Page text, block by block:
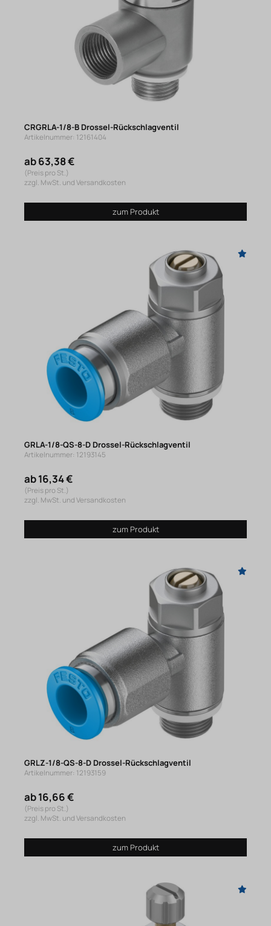
CRGRLA-1/8-B Drossel-Rückschlagventil
Artikelnummer: 12161404
ab 63,38 €
(Preis pro St.)
zzgl. MwSt. und Versandkosten
zum Produkt
GRLA-1/8-QS-8-D Drossel-Rückschlagventil
Artikelnummer: 12193145
ab 16,34 €
(Preis pro St.)
zzgl. MwSt. und Versandkosten
zum Produkt
GRLZ-1/8-QS-8-D Drossel-Rückschlagventil
Artikelnummer: 12193159
ab 16,66 €
(Preis pro St.)
zzgl. MwSt. und Versandkosten
zum Produkt